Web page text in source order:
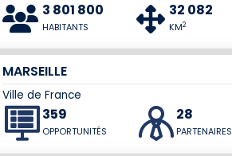
3 801 800
HABITANTS
32 082
KM2
MARSEILLE
Ville de France
359
OPPORTUNITÉS
28
PARTENAIRES